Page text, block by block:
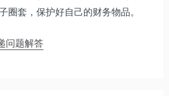
圈套，保护好自己的财务物品。
问题解答